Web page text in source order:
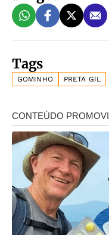
Tags
GOMINHO PRETA GIL